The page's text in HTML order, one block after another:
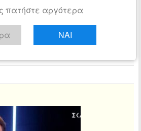
πατήστε αργότερα
ΝΑΙ